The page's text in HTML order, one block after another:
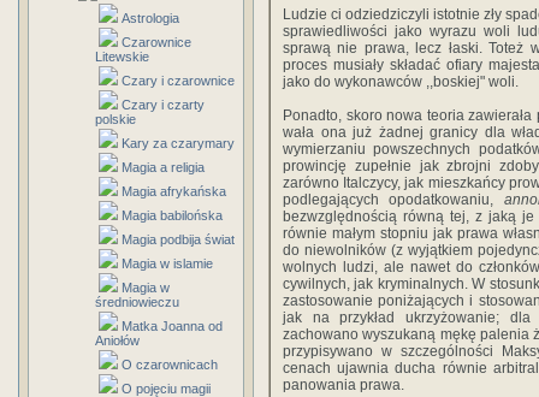
Astrologia
Czarownice
Litewskie
Czary i czarownice
Czary i czarty
polskie
Kary za czarymary
Magia a religia
Magia afrykańska
Magia babilońska
Magia podbija świat
Magia w islamie
Magia w
średniowieczu
Matka Joanna od
Aniołów
O czarownicach
O pojęciu magii
Ludzie ci odziedziczyli istotnie zły
sprawiedliwości jako wyrazu woli
sprawą nie prawa, lecz łaski. Toteż
proces mu­siały składać ofiary
jako do wykonawców ,,boskiej" woli.
Ponadto, skoro nowa teoria
wała ona już żadnej granicy dla
wymierzaniu powszechnych
prowincję zupełnie jak zbrojni
zarówno Italczycy, jak mieszkańcy
podlegających opodatkowaniu,
bezwzględnością równą tej, z jaką
równie małym stopniu jak prawa
do niewol­ników (z wyjątkiem
wolnych ludzi, ale nawet do
cywilnych, jak kryminalnych. W
zastosowanie poniżających i
jak na przykład ukrzyżowanie;
zachowano wyszukaną mękę palenia
przypisywano w szcze­gólności
cenach ujawnia ducha równie
panowania prawa.